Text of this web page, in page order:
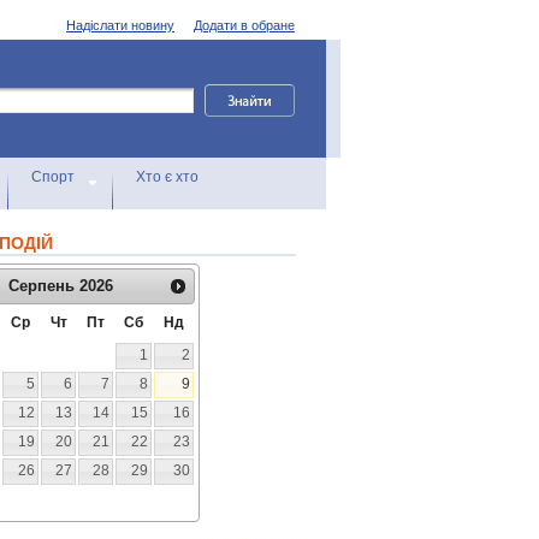
Додати в обране
Надіслати новину
Спорт Хто є хто
Серпень 2026
Ср Чт Пт Сб
Нд
1
2
5 6 7 8
9
12 13 14 15
16
19 20 21 22
23
26 27 28 29
30